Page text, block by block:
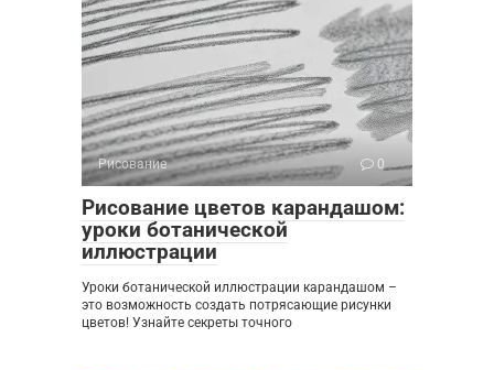
Рисование 0
Рисование цветов карандашом:
уроки ботанической
иллюстрации
Уроки ботанической иллюстрации карандашом –
это возможность создать потрясающие рисунки
цветов! Узнайте секреты точного